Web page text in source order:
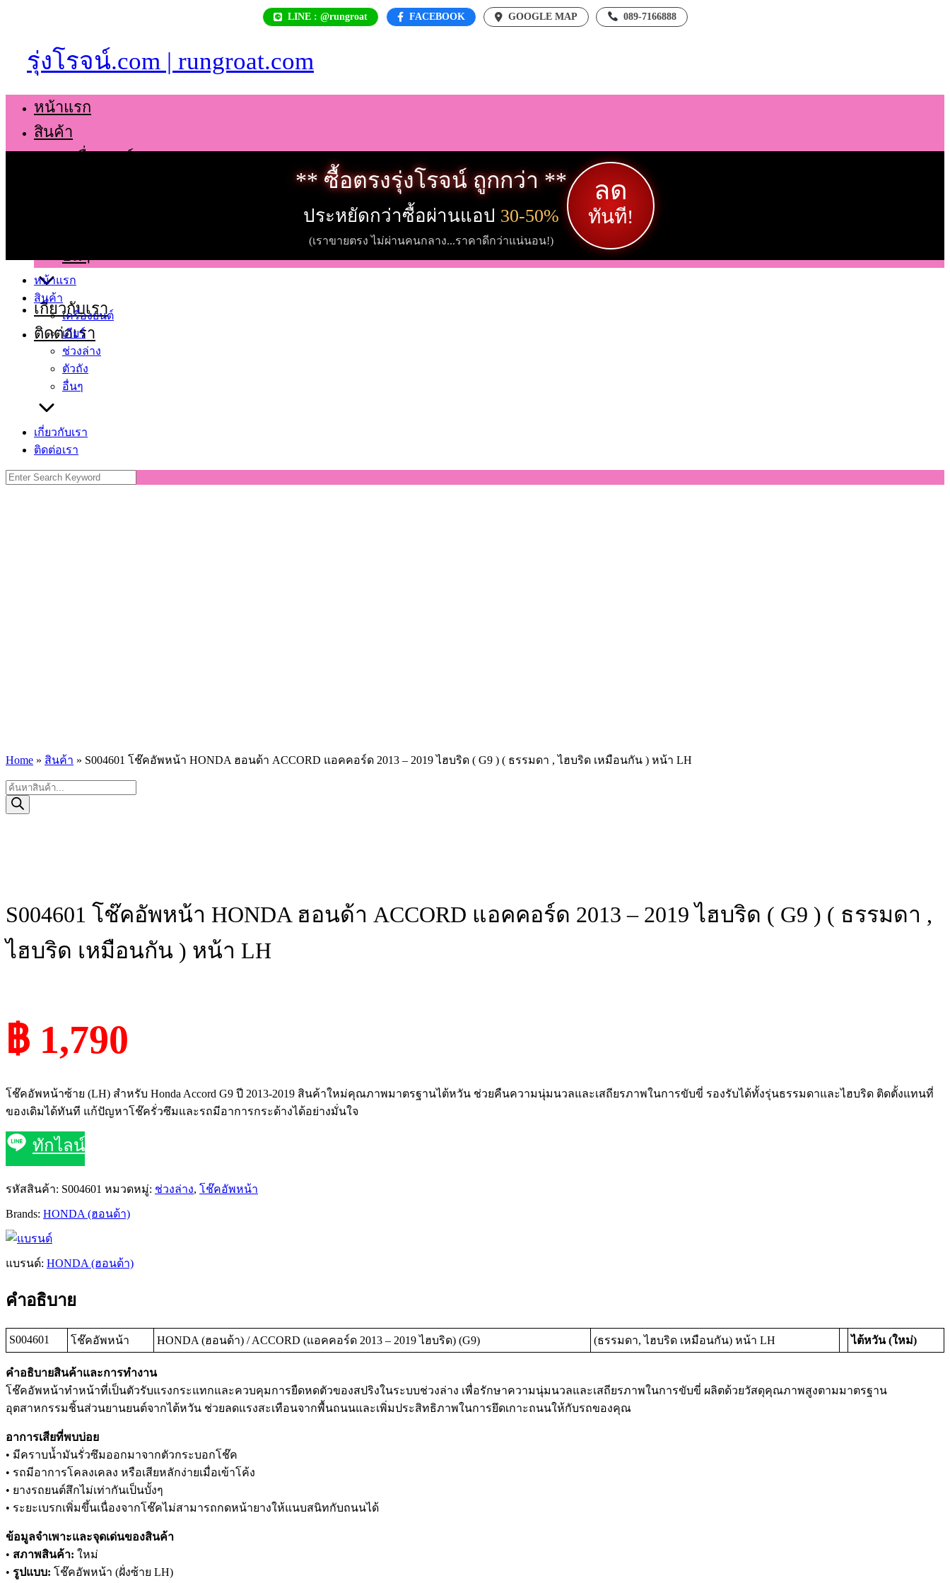
LINE : @rungroat FACEBOOK GOOGLE MAP 089-7166888
รุ่งโรจน์.com | rungroat.com
หน้าแรก
สินค้า
เครื่องยนต์
อื่นๆ
เกี่ยวกับเรา
ติดต่อเรา
** ซื้อตรงรุ่งโรจน์ ถูกกว่า **
ประหยัดกว่าซื้อผ่านแอป 30-50%
(เราขายตรง ไม่ผ่านคนกลาง...ราคาดีกว่าแน่นอน!)
ลด
ทันที!
หน้าแรก
สินค้า
เครื่องยนต์
เกียร์
ช่วงล่าง
ตัวถัง
อื่นๆ
เกี่ยวกับเรา
ติดต่อเรา
Search
for:
Home » สินค้า » S004601 โช๊คอัพหน้า HONDA ฮอนด้า ACCORD แอคคอร์ด 2013 – 2019 ไฮบริด ( G9 ) ( ธรรมดา , ไฮบริด เหมือนกัน ) หน้า LH
Products
search
S004601 โช๊คอัพหน้า HONDA ฮอนด้า ACCORD แอคคอร์ด 2013 – 2019 ไฮบริด ( G9 ) ( ธรรมดา ,
ไฮบริด เหมือนกัน ) หน้า LH
฿ 1,790
โช๊คอัพหน้าซ้าย (LH) สำหรับ Honda Accord G9 ปี 2013-2019 สินค้าใหม่คุณภาพมาตรฐานไต้หวัน ช่วยคืนความนุ่มนวลและเสถียรภาพในการขับขี่ รองรับได้ทั้งรุ่นธรรมดาและไฮบริด ติดตั้งแทนที่
ของเดิมได้ทันที แก้ปัญหาโช๊ครั่วซึมและรถมีอาการกระด้างได้อย่างมั่นใจ
ทักไลน์
รหัสสินค้า: S004601 หมวดหมู่: ช่วงล่าง, โช๊คอัพหน้า
Brands: HONDA (ฮอนด้า)
แบรนด์: HONDA (ฮอนด้า)
คำอธิบาย
S004601 โช๊คอัพหน้า HONDA (ฮอนด้า) / ACCORD (แอคคอร์ด 2013 – 2019 ไฮบริด) (G9) (ธรรมดา, ไฮบริด เหมือนกัน) หน้า LH ไต้หวัน (ใหม่)
คำอธิบายสินค้าและการทำงาน
โช๊คอัพหน้าทำหน้าที่เป็นตัวรับแรงกระแทกและควบคุมการยืดหดตัวของสปริงในระบบช่วงล่าง เพื่อรักษาความนุ่มนวลและเสถียรภาพในการขับขี่ ผลิตด้วยวัสดุคุณภาพสูงตามมาตรฐาน
อุตสาหกรรมชิ้นส่วนยานยนต์จากไต้หวัน ช่วยลดแรงสะเทือนจากพื้นถนนและเพิ่มประสิทธิภาพในการยึดเกาะถนนให้กับรถของคุณ
อาการเสียที่พบบ่อย
• มีคราบน้ำมันรั่วซึมออกมาจากตัวกระบอกโช๊ค
• รถมีอาการโคลงเคลง หรือเสียหลักง่ายเมื่อเข้าโค้ง
• ยางรถยนต์สึกไม่เท่ากันเป็นบั้งๆ
• ระยะเบรกเพิ่มขึ้นเนื่องจากโช๊คไม่สามารถกดหน้ายางให้แนบสนิทกับถนนได้
ข้อมูลจำเพาะและจุดเด่นของสินค้า
• สภาพสินค้า: ใหม่
• รูปแบบ: โช๊คอัพหน้า (ฝั่งซ้าย LH)